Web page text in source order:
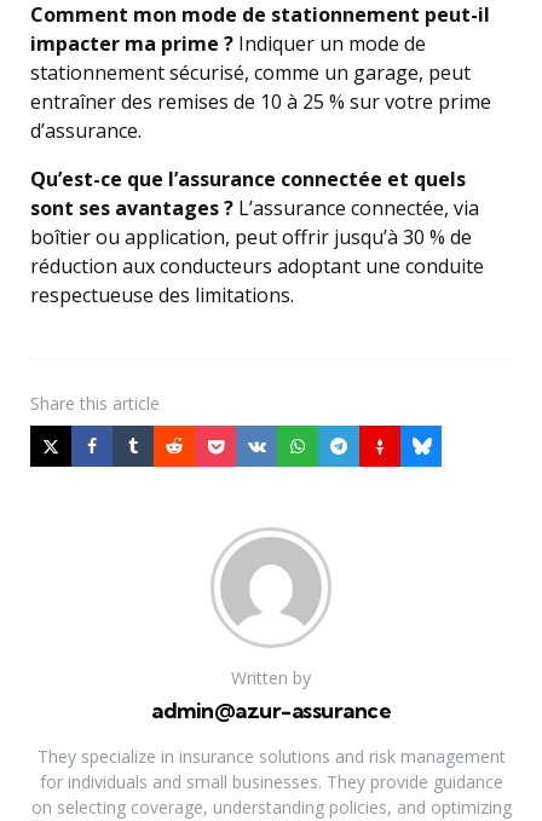
Comment mon mode de stationnement peut-il
impacter ma prime ? Indiquer un mode de
stationnement sécurisé, comme un garage, peut
entraîner des remises de 10 à 25 % sur votre prime
d’assurance.
Qu’est-ce que l’assurance connectée et quels
sont ses avantages ? L’assurance connectée, via
boîtier ou application, peut offrir jusqu’à 30 % de
réduction aux conducteurs adoptant une conduite
respectueuse des limitations.
Share this article
Written by
admin@azur-assurance
They specialize in insurance solutions and risk management
for individuals and small businesses. They provide guidance
on selecting coverage, understanding policies, and optimizing